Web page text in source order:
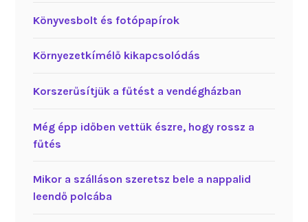
Könyvesbolt és fotópapírok
Környezetkímélő kikapcsolódás
Korszerűsítjük a fűtést a vendégházban
Még épp időben vettük észre, hogy rossz a
fűtés
Mikor a szálláson szeretsz bele a nappalid
leendő polcába